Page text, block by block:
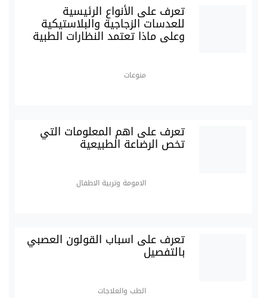
تعرف على الأنواع الرئيسية
للعدسات الزجاجية والبلاستيكية
وعلى ماذا تعتمد النظارات الطبية
منوعات
تعرف على اهم المعلومات التي
تخص الرضاعة الطبيعية
الامومة وتربية الاطفال
تعرف على اسباب القولون العصبي
بالتفصيل
الطب والعلاجات